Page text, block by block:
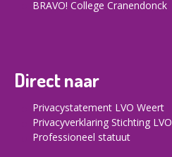
BRAVO! College Cranendonck
Direct naar
Privacystatement LVO Weert
Privacyverklaring Stichting LVO
Professioneel statuut